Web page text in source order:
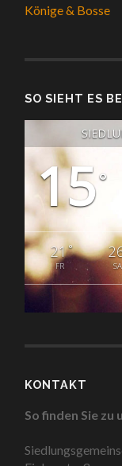
Könige & Bosse
SO SIEHT ES
15°
21°
FR SA
KONTAKT
So finden Sie zu